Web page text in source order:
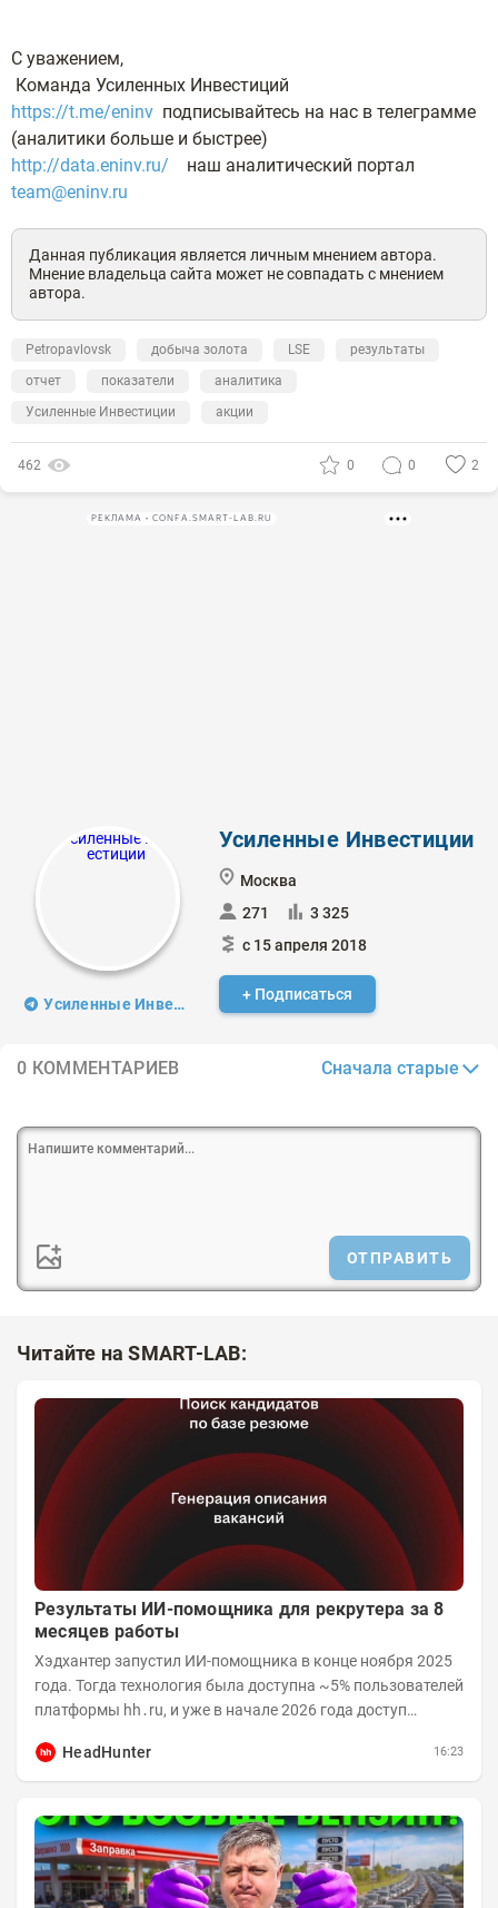
С уважением,
Команда Усиленных Инвестиций
https://t.me/eninv подписывайтесь на нас в телеграмме
(аналитики больше и быстрее)
http://data.eninv.ru/ наш аналитический портал
team@eninv.ru
Данная публикация является личным мнением автора.
Мнение владельца сайта может не совпадать с мнением
автора.
Petropavlovsk добыча золота LSE
результаты
отчет
показатели
аналитика
Усиленные Инвестиции
акции
462 0 0 2
РЕКЛАМА • CONFA.SMART-LAB.RU
Усиленные Инвестиции
Усиленные Инвестиции
Москва
271
3 325
с 15 апреля 2018
+ Подписаться
0 КОММЕНТАРИЕВ Сначала старые
ОТПРАВИТЬ
Читайте на SMART-LAB:
Результаты ИИ-помощника для рекрутера за 8
месяцев работы
Хэдхантер запустил ИИ-помощника в конце ноября 2025
года. Тогда технология была доступна ~5% пользователей
платформы hh․ru, и уже в начале 2026 года доступ
HeadHunter
16:23